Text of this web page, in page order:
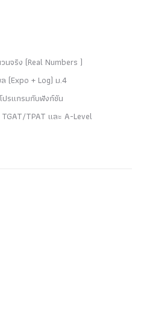
จริง (Real Numbers )
(Expo + Log) ม.4
รแกรมกับฟังก์ชัน
TPAT และ A-Level